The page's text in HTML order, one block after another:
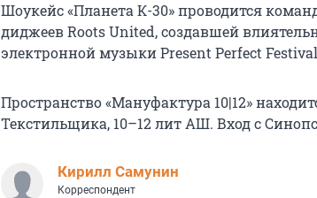
Шоукейс «Планета К-30» проводится
диджеев Roots United, создавшей
электронной музыки Present Perfect
Пространство «Мануфактура 10|12»
Текстильщика, 10–12 лит АШ. Вход с
Кирилл Самунин
Корреспондент